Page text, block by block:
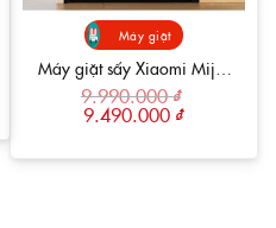
Máy giặt
Máy giặt sấy Xiaomi Mijia
MJ101 – Giặt 12kg sấy 9kg
9.990.000₫
Giá
gốc
9.990.000 ₫.
9.490.000₫Giá
hiện
là: